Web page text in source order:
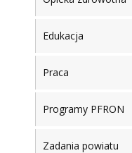
Edukacja
Praca
Programy PFRON
Zadania powiatu